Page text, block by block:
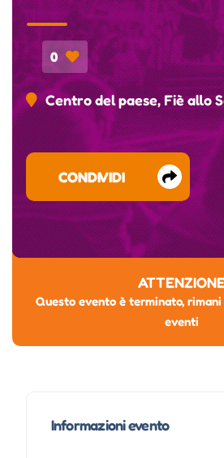
0
Centro del paese, Fiè allo
CONDIVIDI
Questo evento è terminato, rimani
eventi
Informazioni evento